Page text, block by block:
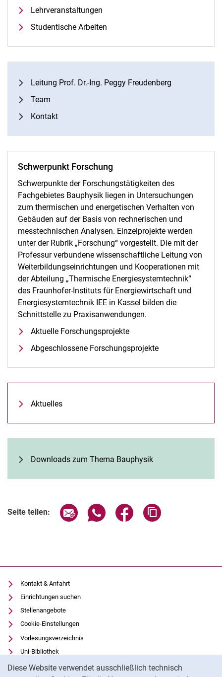
Diese Website verwendet ausschließlich technisch
Lehrveranstaltungen
Studentische Arbeiten
Leitung Prof. Dr.-Ing. Peggy Freudenberg
Team
Kontakt
Schwerpunkt Forschung
Schwerpunkte der Forschungstätigkeiten des
Fachgebietes Bauphysik liegen in Untersuchungen
zum thermischen und energetischen Verhalten von
Gebäuden auf der Basis von rechnerischen und
messtechnischen Analysen. Einzelprojekte werden
unter der Rubrik „Forschung“ vorgestellt. Die mit der
Professur verbundene wissenschaftliche Leitung von
Weiterbildungseinrichtungen und Kooperationen mit
der Abteilung „Thermische Energiesystemtechnik“
des Fraunhofer-Instituts für Energiewirtschaft und
Energiesystemtechnik IEE in Kassel bilden die
Schnittstelle zu Praxisanwendungen.
Aktuelle Forschungsprojekte
Abgeschlossene Forschungsprojekte
Aktuelles
Downloads zum Thema Bauphysik
Seite teilen: Seite über E-Mail teilen
Seite über WhatsApp teilen
Seite über Facebook
Kontakt & Anfahrt
Einrichtungen suchen
Stellenangebote
Cookie-Einstellungen
Vorlesungsverzeichnis
Uni-Bibliothek
Moodle